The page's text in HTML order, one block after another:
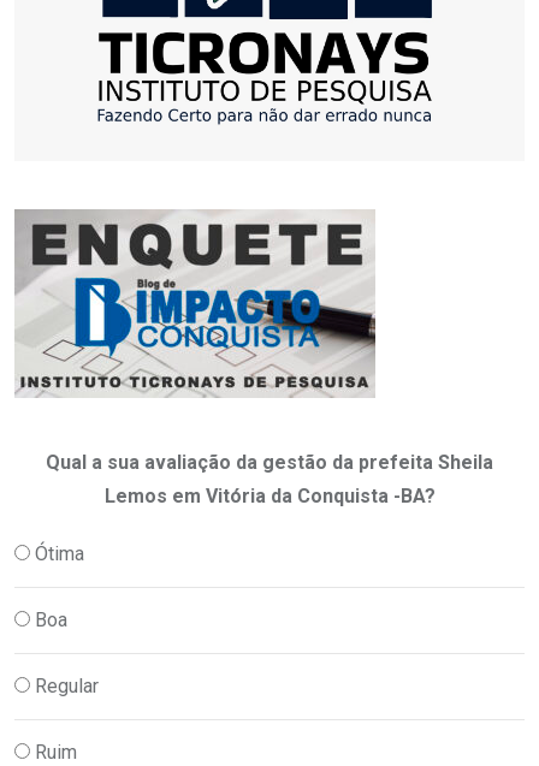
Qual a sua avaliação da gestão da prefeita Sheila
Lemos em Vitória da Conquista -BA?
Ótima
Boa
Regular
Ruim